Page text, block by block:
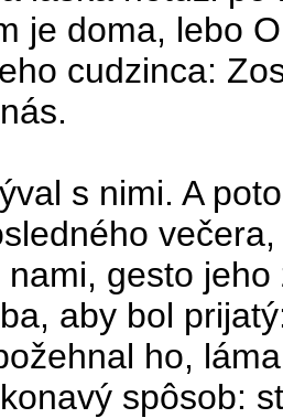
je doma, lebo
cudzinca:
s nimi. A
gesto
aby bol
ho,
spôsob: